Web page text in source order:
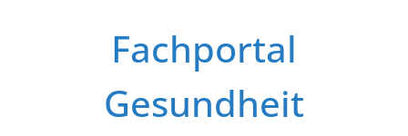
Fachportal
Gesundheit